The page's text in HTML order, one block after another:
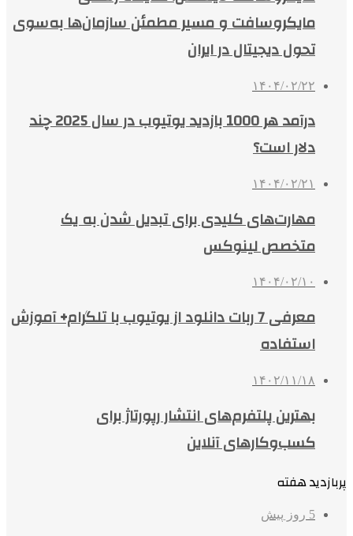
مایکروسافت و مسیر مطمئن سازمان‌ها به‌سوی
تحول دیجیتال در ایران
۱۴۰۴/۰۲/۲۲
درآمد هر 1000 بازدید یوتیوب در سال 2025 چند
دلار است؟
۱۴۰۴/۰۲/۲۱
مهارت‌های کلیدی برای تبدیل شدن به یک
متخصص لینوکس
۱۴۰۴/۰۲/۱۰
معرفی 7 ربات دانلود از یوتیوب با تلگرام+ آموزش
استفاده
۱۴۰۲/۱۱/۱۸
بهترین پلتفرم‌های انتشار رپورتاژ برای
کسب‌وکارهای آنلاین
پربازدید هفته
5 روز پیش